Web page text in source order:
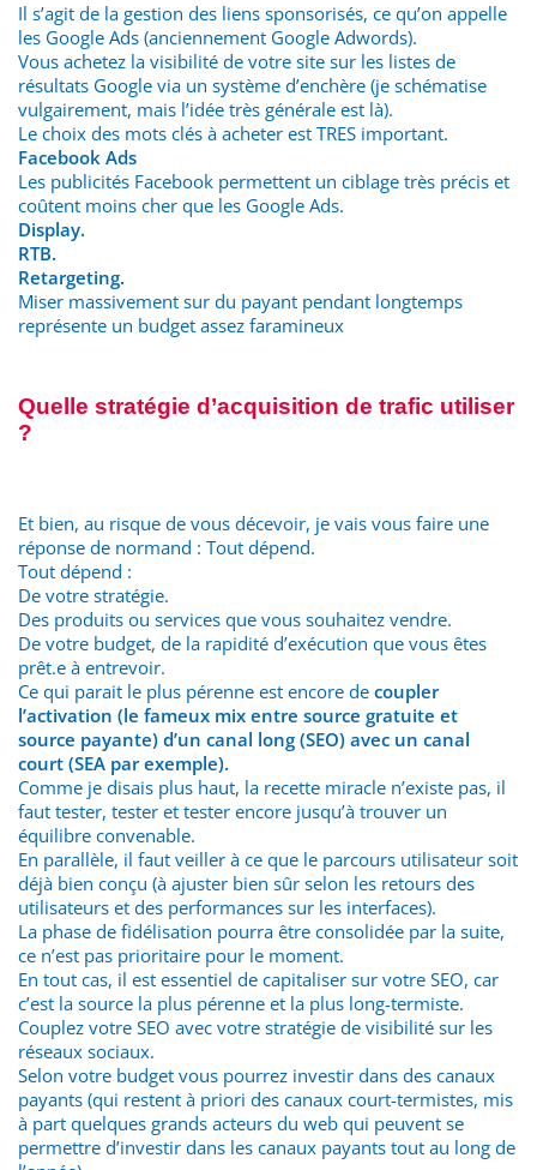
Il s’agit de la gestion des liens sponsorisés, ce qu’on appelle
les Google Ads (anciennement Google Adwords).
Vous achetez la visibilité de votre site sur les listes de
résultats Google via un système d’enchère (je schématise
vulgairement, mais l’idée très générale est là).
Le choix des mots clés à acheter est TRES important.
Facebook Ads
Les publicités Facebook permettent un ciblage très précis et
coûtent moins cher que les Google Ads.
Display.
RTB.
Retargeting.
Miser massivement sur du payant pendant longtemps
représente un budget assez faramineux
Quelle stratégie d’acquisition de trafic utiliser
?
Et bien, au risque de vous décevoir, je vais vous faire une
réponse de normand : Tout dépend.
Tout dépend :
De votre stratégie.
Des produits ou services que vous souhaitez vendre.
De votre budget, de la rapidité d’exécution que vous êtes
prêt.e à entrevoir.
Ce qui parait le plus pérenne est encore de coupler
l’activation (le fameux mix entre source gratuite et
source payante) d’un canal long (SEO) avec un canal
court (SEA par exemple).
Comme je disais plus haut, la recette miracle n’existe pas, il
faut tester, tester et tester encore jusqu’à trouver un
équilibre convenable.
En parallèle, il faut veiller à ce que le parcours utilisateur soit
déjà bien conçu (à ajuster bien sûr selon les retours des
utilisateurs et des performances sur les interfaces).
La phase de fidélisation pourra être consolidée par la suite,
ce n’est pas prioritaire pour le moment.
En tout cas, il est essentiel de capitaliser sur votre SEO, car
c’est la source la plus pérenne et la plus long-termiste.
Couplez votre SEO avec votre stratégie de visibilité sur les
réseaux sociaux.
Selon votre budget vous pourrez investir dans des canaux
payants (qui restent à priori des canaux court-termistes, mis
à part quelques grands acteurs du web qui peuvent se
permettre d’investir dans les canaux payants tout au long de